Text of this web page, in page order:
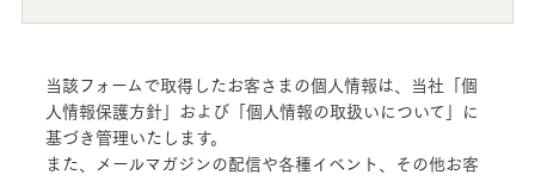
当該フォームで取得したお客さまの個人情報は、当社「個
人情報保護方針」および「個人情報の取扱いについて」に
基づき管理いたします。
また、メールマガジンの配信や各種イベント、その他お客